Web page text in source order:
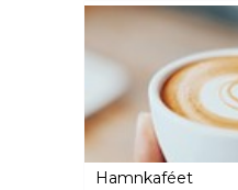
njut av den svenska
hembakade kakor,
Hamnkaféet